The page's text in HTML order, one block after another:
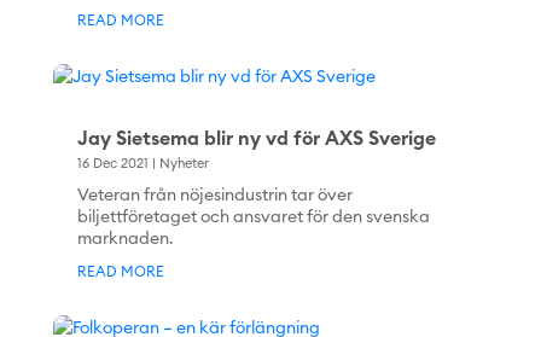
READ MORE
Jay Sietsema blir ny vd för AXS Sverige
16 Dec 2021 Nyheter
Veteran från nöjesindustrin tar över
biljettföretaget och ansvaret för den svenska
marknaden.
READ MORE